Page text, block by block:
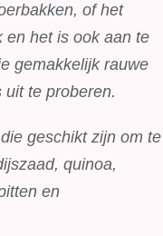
of het
en het is ook aan te
gemakkelijk rauwe
te proberen.
geschikt zijn om te
quinoa,
en